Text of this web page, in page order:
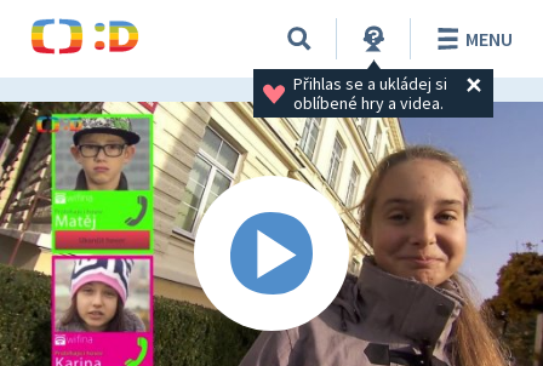
Přihlas se a ukládej si
oblíbené hry a videa.
MENU